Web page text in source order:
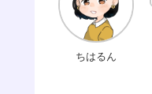
ちはるん